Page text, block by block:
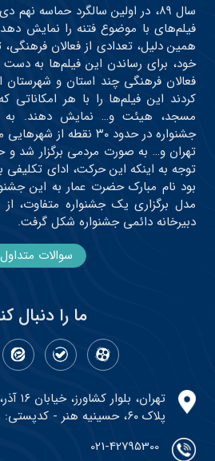
سال ۸۹، در اولین سالگرد حماسه
فیلم‌های با موضوع فتنه را نمایش دهد.
همین دلیل، تعدادی از فعالان
خود، برای رساندن این فیلم‌ها به
فعالان فرهنگی چند استان و شهرستان
کردند این فیلم‌ها را با هر امکاناتی
مسجد، هیئت و… نمایش دهند. به
جشنواره در حدود ۳۰ نقطه
توجه به اینکه این حرکت، ادای تکلیفی
بود نام مبارک حضرت عمار به این
مدل برگزاری یک جشنواره متفاوت،
دبیرخانه دائمی جشنواره شکل گرفت.
سوالات متداول
ما را دنبال
پلاک ۶۰، حسینیه هنر - کدپستی: ۱۴۱۷۹۷۳۶۵۱
021-42795300